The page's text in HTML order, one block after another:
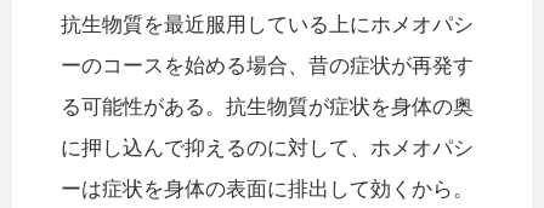
抗生物質を最近服用している上にホメオパシ
ーのコースを始める場合、昔の症状が再発す
る可能性がある。抗生物質が症状を身体の奥
に押し込んで抑えるのに対して、ホメオパシ
ーは症状を身体の表面に排出して効くから。